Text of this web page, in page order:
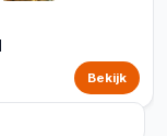
Bekijk